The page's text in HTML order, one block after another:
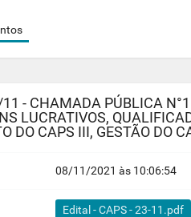
- CHAMADA PÚBLICA
LUCRATIVOS,
DO CAPS III, GESTÃO DO
08/11/2021 às 10:06:54
Edital - CAPS - 23-11.pdf